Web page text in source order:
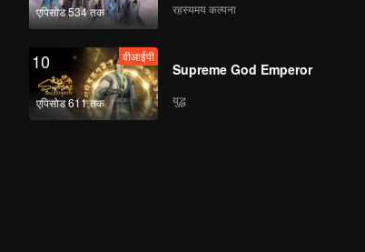
एपिसोड 534 तक रहस्यमय कल्पना
10
एपिसोड 611 तक
वीआईपी
Supreme God Emperor
युद्ध